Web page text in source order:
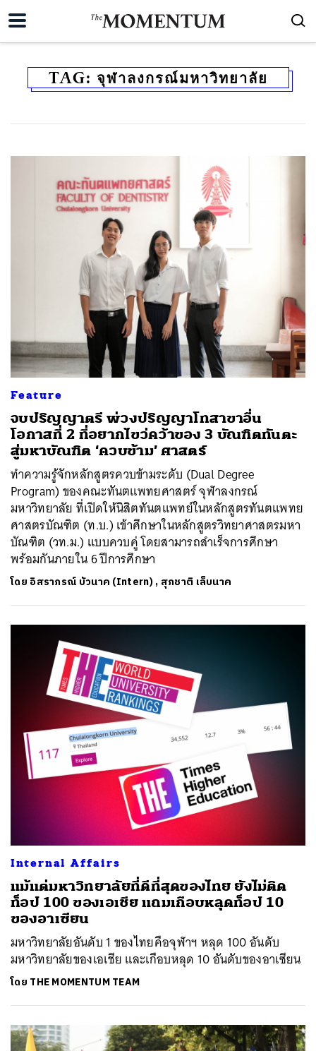
TAG: จุฬาลงกรณ์มหาวิทยาลัย
Feature
จบปริญญาตรี พ่วงปริญญาโทสาขาอื่น
โอกาสที่ 2 ที่อยากไขว่คว้าของ 3 บัณฑิตทันตะ
สู่มหาบัณฑิต ‘ควบข้าม’ ศาสตร์
ทำความรู้จักหลักสูตรควบข้ามระดับ (Dual Degree
Program) ของคณะทันตแพทยศาสตร์ จุฬาลงกรณ์
มหาวิทยาลัย ที่เปิดให้นิสิตทันตแพทย์ในหลักสูตรทันตแพทย
ศาสตรบัณฑิต (ท.บ.) เข้าศึกษาในหลักสูตรวิทยาศาสตรมหา
บัณฑิต (วท.ม.) แบบควบคู่ โดยสามารถสำเร็จการศึกษา
พร้อมกันภายใน 6 ปีการศึกษา
โดย อิสราภรณ์ บัวนาค (Intern), สุภชาติ เล็บนาค
Internal Affairs
แม้แต่มหาวิทยาลัยที่ดีที่สุดของไทย ยังไม่ติด
ท็อป 100 ของเอเชีย แถมเกือบหลุดท็อป 10
ของอาเซียน
มหาวิทยาลัยอันดับ 1 ของไทยคือจุฬาฯ หลุด 100 อันดับ
มหาวิทยาลัยของเอเชีย และเกือบหลุด 10 อันดับของอาเซียน
โดย THE MOMENTUM TEAM